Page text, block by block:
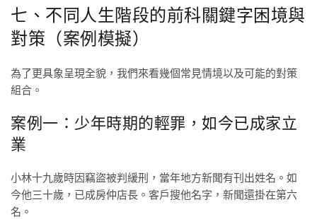
七、不同人生階段的前科關鍵字困境與
對策（案例模擬）
為了更具象呈現全貌，我們來看幾個常見情境以及可能的對策
組合。
案例一：少年時期的輕罪，如今已成家立
業
小林十九歲時因竊盜被判緩刑，當年地方新聞有刊出姓名。如
今他三十歲，已成房仲店長。客戶搜他名字，新聞還掛在第六
名。